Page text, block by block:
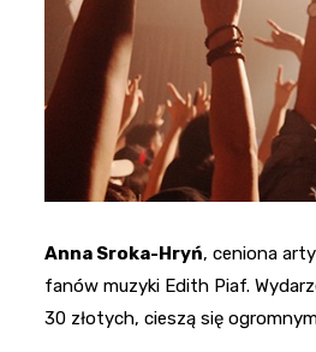
Anna Sroka-Hryń, ceniona
fanów muzyki Edith Piaf.
30 złotych, cieszą się